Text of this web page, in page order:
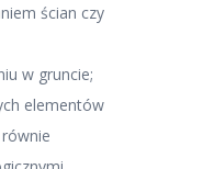
ścian czy
w gruncie;
elementów